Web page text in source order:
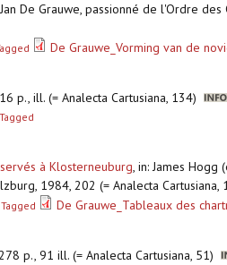
De Grauwe, passionné de l'Ordre
De Grauwe_Vorming van de
p., ill. (= Analecta Cartusiana, 134)
Tagged
à Klosterneuburg, in: James Hogg
1984, 202 (= Analecta Cartusiana,
Tagged De Grauwe_Tableaux des
p., 91 ill. (= Analecta Cartusiana, 51)